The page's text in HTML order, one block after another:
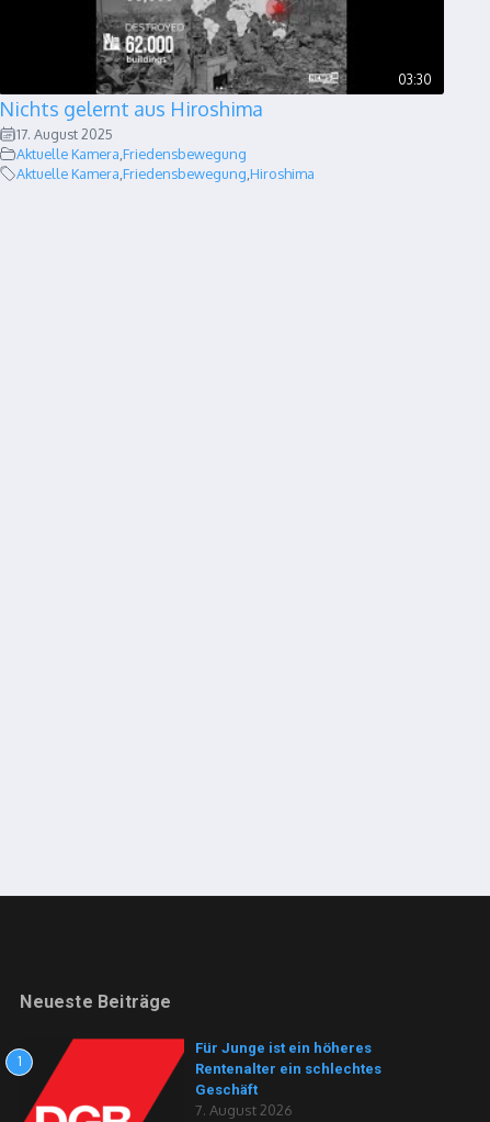
03:30
Nichts gelernt aus Hiroshima
17. August 2025
Aktuelle Kamera,Friedensbewegung
Aktuelle Kamera,Friedensbewegung,Hiroshima
Neueste Beiträge
1
Für Junge ist ein höheres
Rentenalter ein schlechtes
Geschäft
7. August 2026